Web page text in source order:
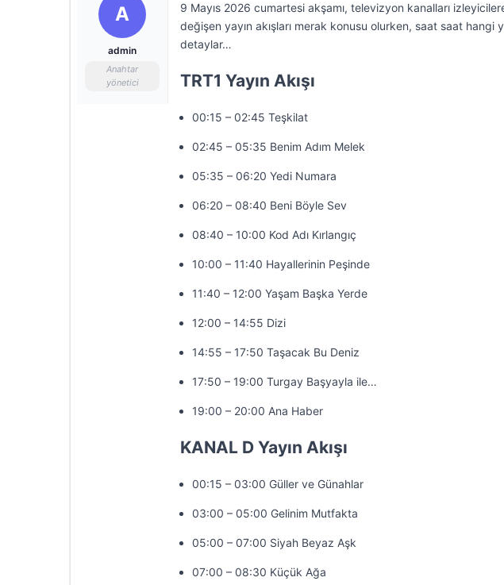
A
admin
Anahtar
yönetici
9 Mayıs 2026 cumartesi akşamı, televizyon kanalları
değişen yayın akışları merak konusu olurken, saat saat hangi
detaylar…
TRT1 Yayın Akışı
00:15 – 02:45 Teşkilat
02:45 – 05:35 Benim Adım Melek
05:35 – 06:20 Yedi Numara
06:20 – 08:40 Beni Böyle Sev
08:40 – 10:00 Kod Adı Kırlangıç
10:00 – 11:40 Hayallerinin Peşinde
11:40 – 12:00 Yaşam Başka Yerde
12:00 – 14:55 Dizi
14:55 – 17:50 Taşacak Bu Deniz
17:50 – 19:00 Turgay Başyayla ile…
19:00 – 20:00 Ana Haber
KANAL D Yayın Akışı
00:15 – 03:00 Güller ve Günahlar
03:00 – 05:00 Gelinim Mutfakta
05:00 – 07:00 Siyah Beyaz Aşk
07:00 – 08:30 Küçük Ağa